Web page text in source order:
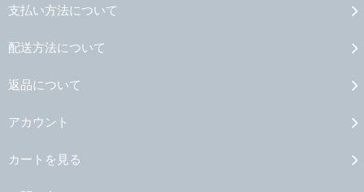
支払い方法について
配送方法について
返品について
アカウント
カートを見る